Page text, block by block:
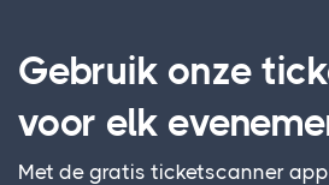
Gebruik onze
voor elk
Met de gratis ticketscanner